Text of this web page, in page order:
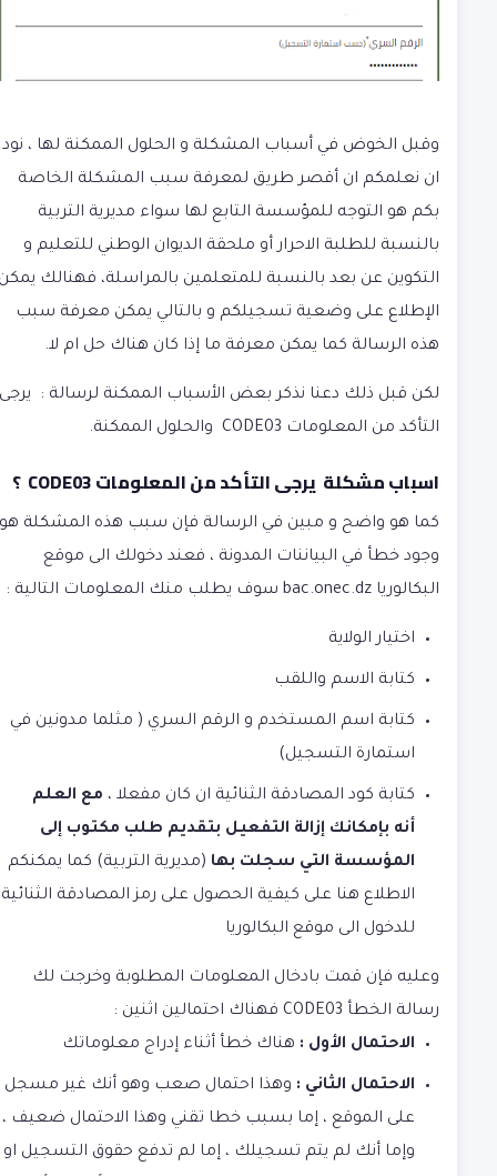
وقبل الخوض في أسباب المشكلة و الحلول الممكنة لها ، نود
ان نعلمكم ان أقصر طريق لمعرفة سبب المشكلة الخاصة
بكم هو التوجه للمؤسسة التابع لها سواء مديرية التربية
بالنسبة للطلبة الاحرار أو ملحقة الديوان الوطني للتعليم و
التكوين عن بعد بالنسبة للمتعلمين بالمراسلة، فهنالك
الإطلاع على وضعية تسجيلكم و بالتالي يمكن معرفة سبب
هذه الرسالة كما يمكن معرفة ما إذا كان هناك حل ام لا.
لكن قبل ذلك دعنا نذكر بعض الأسباب الممكنة لرسالة :
يرجى
التأكد من المعلومات CODE03 والحلول الممكنة.
اسباب مشكلة يرجى التأكد من المعلومات CODE03 ؟
كما هو واضح و مبين في الرسالة فإن سبب هذه المشكلة هو
وجود خطأ في البياننات المدونة ، فعند دخولك الى موقع
البكالوريا bac.onec.dz سوف يطلب منك المعلومات التالية :
اختيار الولاية
كتابة الاسم واللقب
كتابة اسم المستخدم و الرقم السري ( مثلما مدونين في
استمارة التسجيل)
كتابة كود المصادقة الثنائية ان كان مفعلا ، مع العلم
أنه بإمكانك إزالة التفعيل بتقديم طلب مكتوب إلى
المؤسسة التي سجلت بها (مديرية التربية) كما يمكنكم
الاطلاع هنا على كيفية الحصول على رمز المصادقة الثنائية
للدخول الى موقع البكالوريا
وعليه فإن قمت بادخال المعلومات المطلوبة وخرجت لك
رسالة الخطأ CODE03 فهناك احتمالين اثنين :
الاحتمال الأول : هناك خطأ أثناء إدراج معلوماتك
الاحتمال الثاني : وهذا احتمال صعب وهو أنك غير مسجل
على الموقع ، إما بسبب خطا تقني وهذا الاحتمال ضعيف ،
وإما أنك لم يتم تسجيلك ، إما لم تدفع حقوق التسجيل او